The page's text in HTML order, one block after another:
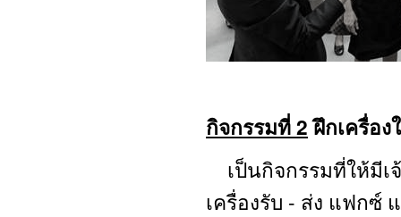
กิจกรรมที่ 2ฝึกเครื่อ
เป็นกิจกรรมที่ให้มีเ
เครื่องรับ - ส่ง แฟกซ์